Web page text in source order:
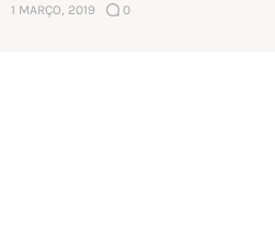
1 MARÇO, 2019 0